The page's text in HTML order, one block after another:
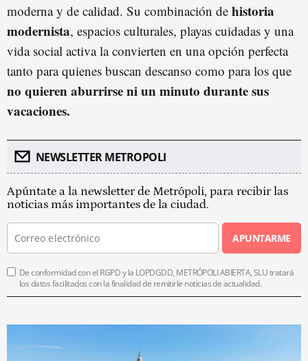
moderna y de calidad. Su combinación de historia
modernista, espacios culturales, playas cuidadas y una
vida social activa la convierten en una opción perfecta
tanto para quienes buscan descanso como para los que
no quieren aburrirse ni un minuto durante sus
vacaciones.
NEWSLETTER METROPOLI
Apúntate a la newsletter de Metrópoli, para recibir las
noticias más importantes de la ciudad.
APUNTARME
De conformidad con el RGPD y la LOPDGDD, METRÓPOLI ABIERTA, SLU tratará
los datos facilitados con la finalidad de remitirle noticias de actualidad.